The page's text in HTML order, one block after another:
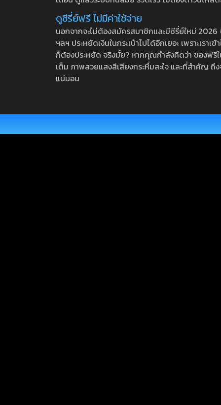
ดูซีรี่ย์ฟรี ไม่มีค่าใช้จ่าย
นอกจากจะไม่ต้องสมัครสมาชิกและมีซีรี่ย์ใหม่
ฯลฯ ประหยัดเงินในกระเป๋าไปได้อีกเยอะ เพราะเร
ก็ต้องประหยัด จริงมั้ย? หากคุณกำลังคิดว่า ของฟ
เต็ม ภาพสวยแสงสีเสียงกระหึ่มสะใจ และที่สำคัญ
แน่นอน